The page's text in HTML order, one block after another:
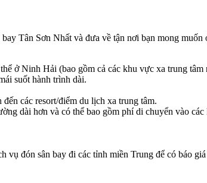
Tân Sơn Nhất và đưa về tận nơi bạn mong
ở Ninh Hải (bao gồm cả các khu vực xa trung
suốt hành trình dài.
các resort/điểm du lịch xa trung tâm.
dài hơn và có thể bao gồm phí di chuyển vào
vụ đón sân bay đi các tỉnh miền Trung để có báo